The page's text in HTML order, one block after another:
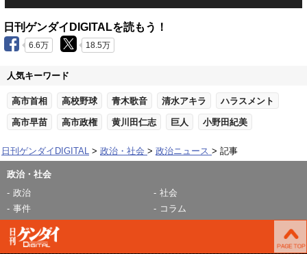
日刊ゲンダイDIGITALを読もう！
6.6万 18.5万
人気キーワード
高市首相 高校野球 青木歌音 清水アキラ ハラスメント
高市早苗 高市政権 黄川田仁志 巨人 小野田紀美
日刊ゲンダイDIGITAL 政治・社会 政治ニュース 記事
政治・社会
政治
社会
事件
コラム